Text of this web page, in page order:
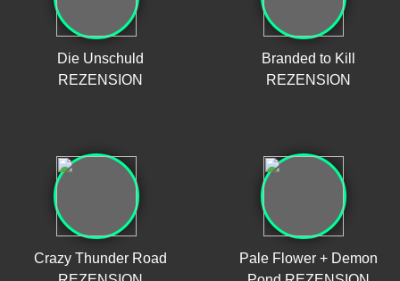
Die Unschuld
REZENSION
Branded to Kill
REZENSION
Crazy Thunder Road
Pale Flower + Demon